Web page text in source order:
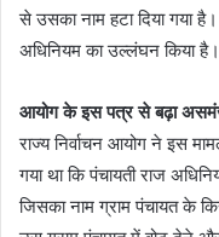
से उसका नाम हटा दिया गया
अधिनियम का उल्लंघन किया है।
आयोग के इस पत्र से बढ़ा
राज्य निर्वाचन आयोग ने इस
गया था कि पंचायती राज
जिसका नाम ग्राम पंचायत के